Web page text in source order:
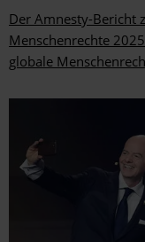
Der Amnesty-Bericht
Menschenrechte
globale